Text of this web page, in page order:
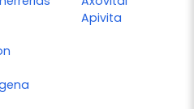
Apivita